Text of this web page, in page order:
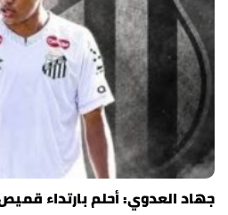
جهاد العدوي: أحلم بارتداء